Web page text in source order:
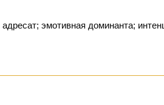
эмотивная доминанта;